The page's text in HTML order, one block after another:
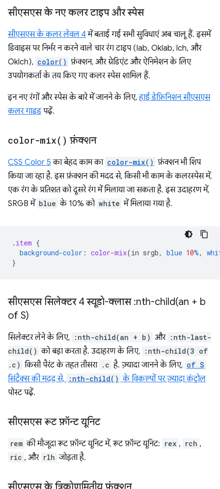
सीएसएस के नए कलर टाइप और स्पेस
सीएसएस के कलर लेवल 4में बताई गई सभी सुविधाएं अब चालू हैं. इसमें
डिवाइस पर निर्भर न करने वाले चार रंग टाइप (lab, Oklab, lch, और
Oklch), color() फ़ंक्शन, और ग्रेडिएंट और ऐनिमेशन के लिए
उपयोगकर्ता के तय किए गए कलर स्पेस शामिल हैं.
इन नए रंगों और स्पेस के बारे में जानने के लिए,हाई डेफ़िनिशन सीएसएस
कलर गाइड पढ़ें.
color-mix( ) फ़ंक्शन
CSS Color 5 का बेहद काम का color-mix() फ़ंक्शन भी शिप
किया जा रहा है. इस फ़ंक्शन की मदद से, किसी भी काम के कलरस्पेस में,
एक रंग के प्रतिशत को दूसरे रंग में मिलाया जा सकता है. इस उदाहरण में,
SRGB में blue के 10% को white में मिलाया गया है.
. item {
background-color : color-mix(in srgb, blue 10%,
}
सीएसएस सिलेक्टर 4 स्यूडो-क्लास :nth-child(an + b
of S)
सिलेक्टर लेने के लिए, :nth-child(an + b) और :nth-last-
child() को बड़ा करता है. उदाहरण के लिए, :nth-child(3 of
.c) किसी पैरंट के तहत तीसरा .c है. ज़्यादा जानने के लिए, of S
सिंटैक्स की मदद से, :nth-child() के विकल्पों पर ज़्यादा कंट्रोल
पोस्ट पढ़ें.
सीएसएस रूट फ़ॉन्ट यूनिट
rem की मौजूदा रूट फ़ॉन्ट यूनिट में, रूट फ़ॉन्ट यूनिट: rex , rch ,
ric , और rlh जोड़ता है.